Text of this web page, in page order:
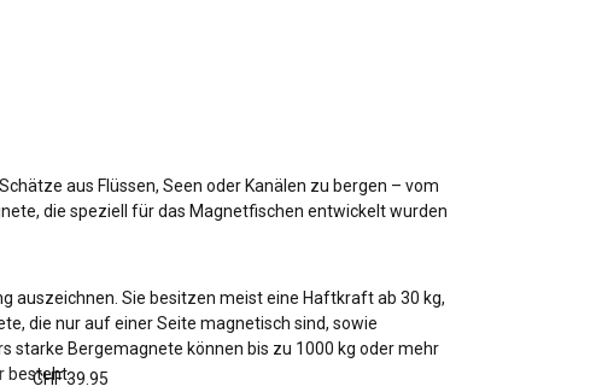
aus Flüssen, Seen oder Kanälen zu bergen – vom
die speziell für das Magnetfischen entwickelt wurden
auszeichnen. Sie besitzen meist eine Haftkraft ab 30 kg,
die nur auf einer Seite magnetisch sind, sowie
starke Bergemagnete können bis zu 1000 kg oder mehr
besteht.
CHF 39.95